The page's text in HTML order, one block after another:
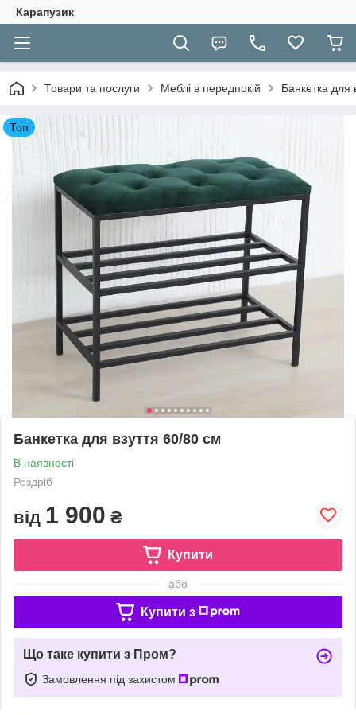
Карапузик
Товари та послуги Меблі в передпокій Банкетка для
Топ
Банкетка для взуття 60/80 см
В наявності
Роздріб
від 1 900 ₴
Купити
або
Купити з
Що таке купити з Пром?
Замовлення під захистом